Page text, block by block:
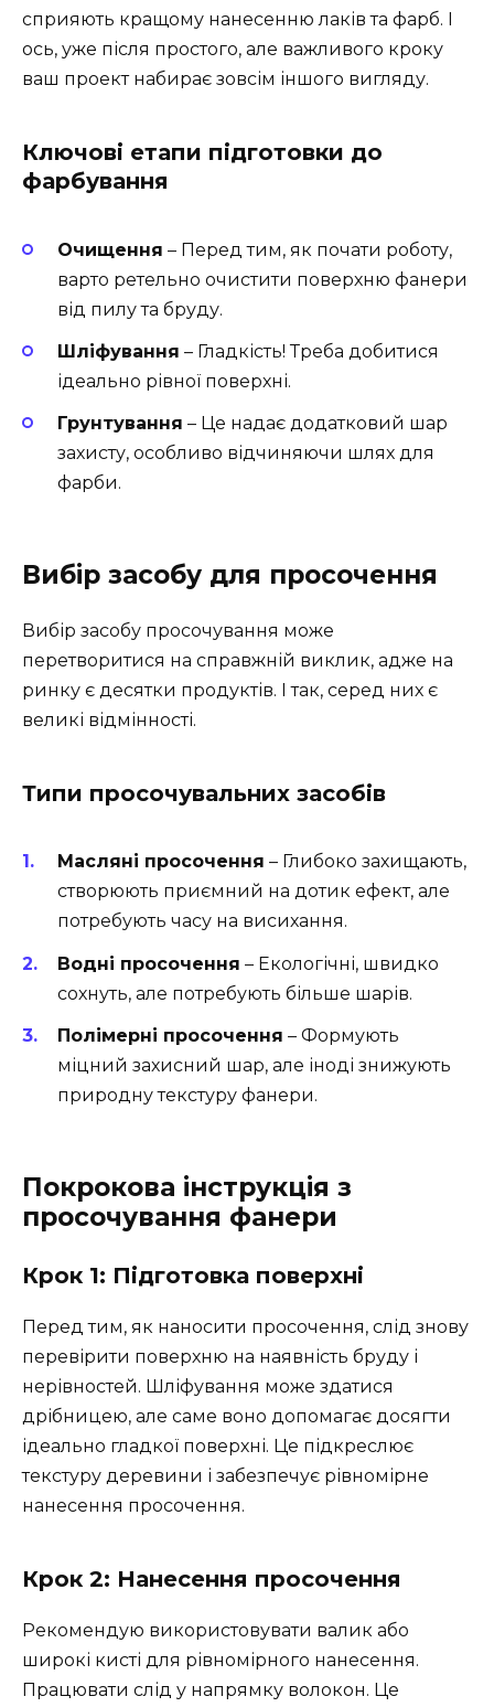
сприяють кращому нанесенню лаків та фарб. І
ось, уже після простого, але важливого кроку
ваш проект набирає зовсім іншого вигляду.
Ключові етапи підготовки до
фарбування
Очищення – Перед тим, як почати роботу,
варто ретельно очистити поверхню фанери
від пилу та бруду.
Шліфування – Гладкість! Треба добитися
ідеально рівної поверхні.
Грунтування – Це надає додатковий шар
захисту, особливо відчиняючи шлях для
фарби.
Вибір засобу для просочення
Вибір засобу просочування може
перетворитися на справжній виклик, адже на
ринку є десятки продуктів. І так, серед них є
великі відмінності.
Типи просочувальних засобів
Масляні просочення – Глибоко захищають,
створюють приємний на дотик ефект, але
потребують часу на висихання.
Водні просочення – Екологічні, швидко
сохнуть, але потребують більше шарів.
Полімерні просочення – Формують
міцний захисний шар, але іноді знижують
природну текстуру фанери.
Покрокова інструкція з
просочування фанери
Крок 1: Підготовка поверхні
Перед тим, як наносити просочення, слід знову
перевірити поверхню на наявність бруду і
нерівностей. Шліфування може здатися
дрібницею, але саме воно допомагає досягти
ідеально гладкої поверхні. Це підкреслює
текстуру деревини і забезпечує рівномірне
нанесення просочення.
Крок 2: Нанесення просочення
Рекомендую використовувати валик або
широкі кисті для рівномірного нанесення.
Працювати слід у напрямку волокон. Це